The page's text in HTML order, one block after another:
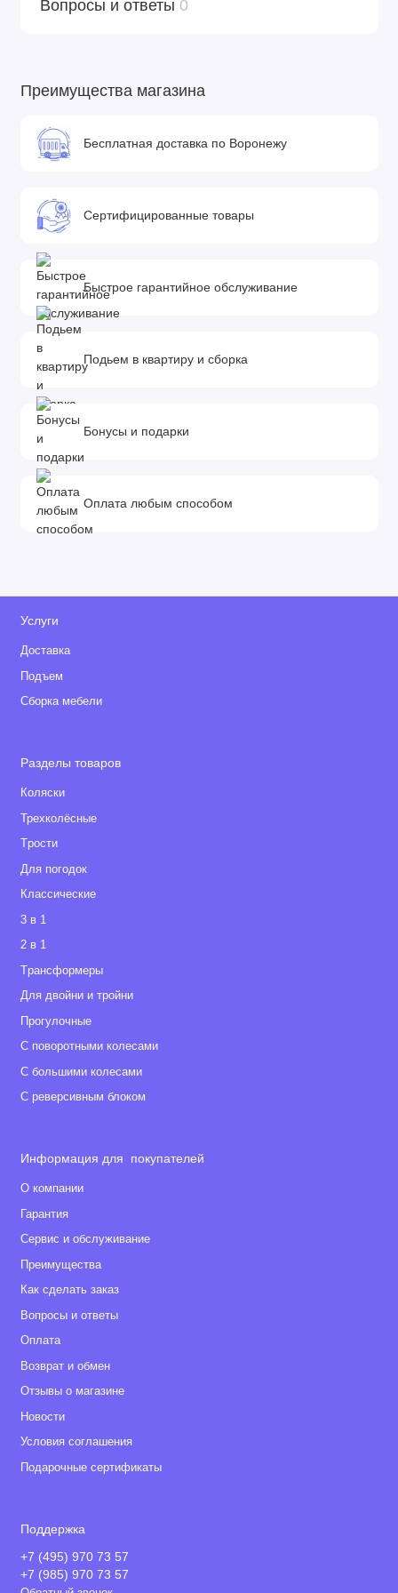
Вопросы и ответы 0
Преимущества магазина
Бесплатная доставка по Воронежу
Сертифицированные товары
Быстрое гарантийное обслуживание
Подьем в квартиру и сборка
Бонусы и подарки
Оплата любым способом
Услуги
Доставка
Подъем
Сборка мебели
Разделы товаров
Коляски
Трехколёсные
Tрости
Для погодок
Классические
3 в 1
2 в 1
Tрансформеры
Для двойни и тройни
Прогулочные
С поворотными колесами
С большими колесами
С реверсивным блоком
Информация для покупателей
О компании
Гарантия
Сервис и обслуживание
Преимущества
Как сделать заказ
Вопросы и ответы
Оплата
Возврат и обмен
Отзывы о магазине
Новости
Условия соглашения
Подарочные сертификаты
Поддержка
+7 (495) 970 73 57
+7 (985) 970 73 57